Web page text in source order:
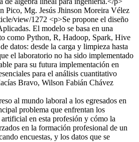
Pico, Mg. Jesús Jhinson Moreira Vélez
view/1272 <p>Se propone el diseño
El modelo se basa en una
como Python, R, Hadoop, Spark, Hive
datos: desde la carga y limpieza hasta
el laboratorio no ha sido implementado
para su futura implementación en
para el análisis cuantitativo
Bravo, Wilson Fabián Chávez
al mundo laboral a los egresados en
problema que enfrentan los
en esta profesión y cómo la
en la formación profesional de un
encuestas, y los datos que se